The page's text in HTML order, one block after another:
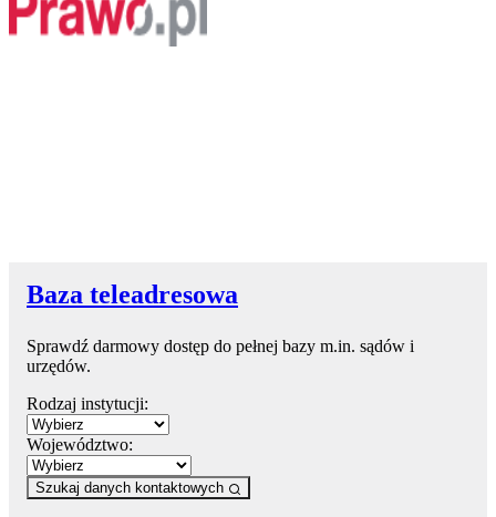
Baza teleadresowa
Sprawdź darmowy dostęp do pełnej bazy m.in. sądów i
urzędów.
Rodzaj instytucji:
Województwo:
Szukaj danych kontaktowych